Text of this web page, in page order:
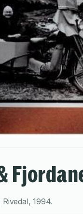
Rivedal,1994.